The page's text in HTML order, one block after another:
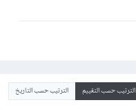
الترتيب حسب التقييم الترتيب حسب التاريخ